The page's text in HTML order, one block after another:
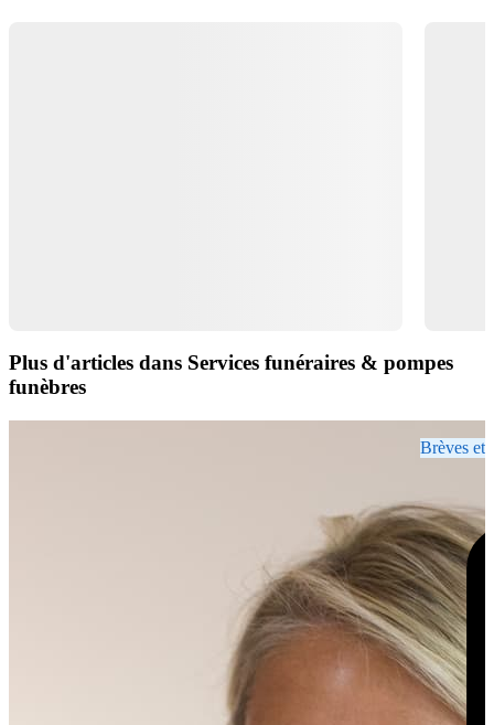
Plus d'articles dans Services funéraires & pompes
funèbres
Brèves et